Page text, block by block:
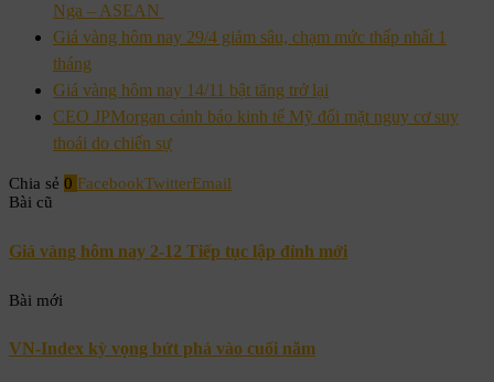
Nga – ASEAN
Giá vàng hôm nay 29/4 giảm sâu, chạm mức thấp nhất 1
tháng
Giá vàng hôm nay 14/11 bật tăng trở lại
CEO JPMorgan cảnh báo kinh tế Mỹ đối mặt nguy cơ suy
thoái do chiến sự
Chia sẻ 0 FacebookTwitterEmail
Bài cũ
Giá vàng hôm nay 2-12 Tiếp tục lập đỉnh mới
Bài mới
VN-Index kỳ vọng bứt phá vào cuối năm